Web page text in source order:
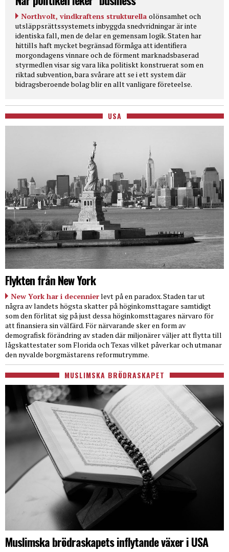
Northvolt, vindkraftens strukturella olönsamhet och
utsläppsrättssystemets inbyggda snedvridningar är inte
identiska fall, men de delar en gemensam logik. Staten har
hittills haft mycket begränsad förmåga att identifiera
morgondagens vinnare och de förment marknadsbaserad
styrmedlen visar sig vara lika politiskt konstruerat som en
riktad subvention, bara svårare att se i ett system där
bidragsberoende bolag blir en allt vanligare företeelse.
USA
Flykten från New York
New York har i decennierlevt på en paradox. Staden tar ut
några av landets högsta skatter på höginkomsttagare samtidigt
som den förlitat sig på just dessa höginkomsttagares närvaro för
att finansiera sin välfärd. För närvarande sker en form av
demografisk förändring av staden där miljonärer väljer att flytta till
lågskattestater som Florida och Texas vilket påverkar och utmanar
den nyvalde borgmästarens reformutrymme.
MUSLIMSKA BRÖDRASKAPET
Muslimska brödraskapets inflytande växer i USA